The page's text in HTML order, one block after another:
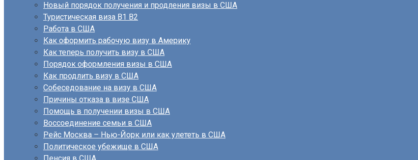
Новый порядок получения и продления визы в США
Туристическая виза B1 B2
Работа в США
Как оформить рабочую визу в Америку
Как теперь получить визу в США
Порядок оформления визы в США
Как продлить визу в США
Собеседование на визу в США
Причины отказа в визе США
Помощь в получении визы в США
Воссоединение семьи в США
Рейс Москва – Нью-Йорк или как улететь в США
Политическое убежище в США